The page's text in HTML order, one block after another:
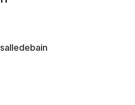
modernes
ou texturé selon votre style.